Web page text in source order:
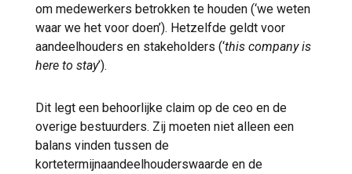
om medewerkers betrokken te houden (‘we weten
waar we het voor doen’). Hetzelfde geldt voor
aandeelhouders en stakeholders (‘this company is
here to stay’).
Dit legt een behoorlijke claim op de ceo en de
overige bestuurders. Zij moeten niet alleen een
balans vinden tussen de
kortetermijnaandeelhouderswaarde en de